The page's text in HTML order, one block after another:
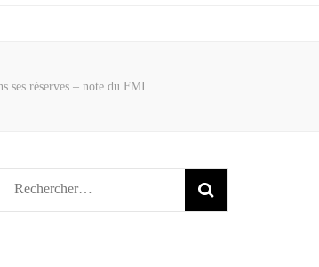
ses réserves – note du FMI
Rechercher :